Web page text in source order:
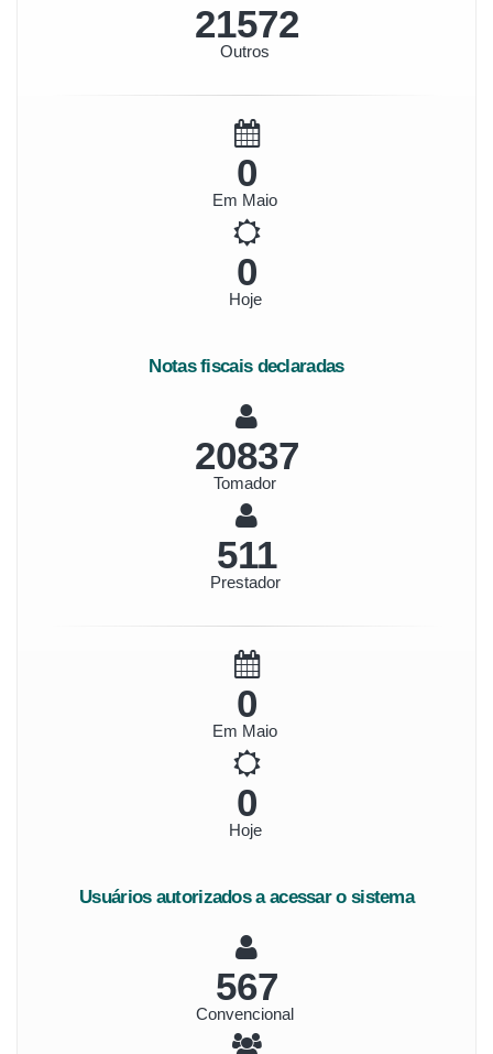
24061
Outros
0
Em Maio
0
Hoje
Notas fiscais declaradas
23242
Tomador
570
Prestador
0
Em Maio
0
Hoje
Usuários autorizados a acessar o sistema
635
Convencional